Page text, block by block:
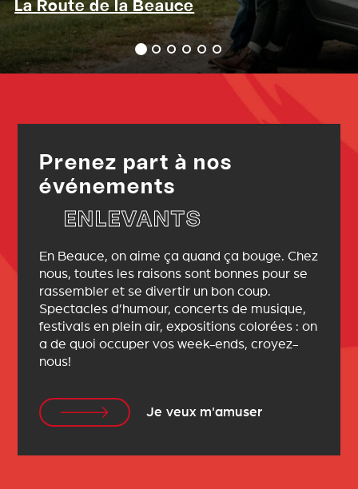
La Route de la Beauce
Prenez part à nos
événements
ENLEVANTS
En Beauce, on aime ça quand ça bouge. Chez
nous, toutes les raisons sont bonnes pour se
rassembler et se divertir un bon coup.
Spectacles d’humour, concerts de musique,
festivals en plein air, expositions colorées : on
a de quoi occuper vos week-ends, croyez-
nous!
Je veux m'amuser